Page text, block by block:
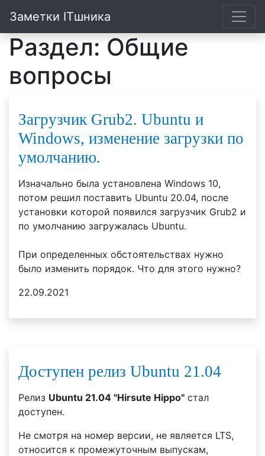
Заметки ITшника
Раздел: Общие
вопросы
Загрузчик Grub2. Ubuntu и
Windows, изменение загрузки по
умолчанию.
Изначально была установлена Windows 10,
потом решил поставить Ubuntu 20.04, после
установки которой появился загрузчик Grub2 и
по умолчанию загружалась Ubuntu.
При определенных обстоятельствах нужно
было изменить порядок. Что для этого нужно?
22.09.2021
Доступен релиз Ubuntu 21.04
Релиз Ubuntu 21.04 "Hirsute Hippo" стал
доступен.
Не смотря на номер версии, не является LTS,
относится к промежуточным выпускам,